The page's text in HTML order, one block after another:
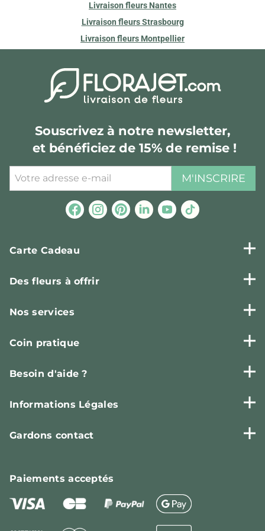
Livraison fleurs Nantes
Livraison fleurs Strasbourg
Livraison fleurs Montpellier
Souscrivez à notre newsletter,
et bénéficiez de 15% de remise !
M'INSCRIRE
Carte Cadeau
Des fleurs à offrir
Nos services
Coin pratique
Besoin d'aide ?
Informations Légales
Gardons contact
Paiementsacceptés